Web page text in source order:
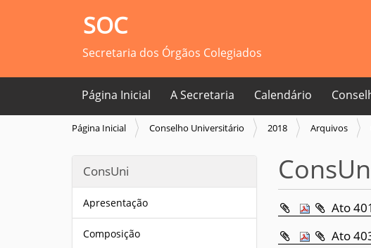
SOC
Secretaria dos Órgãos Colegiados
Página Inicial A Secretaria Calendário
V
e
t
Página Inicial Conselho Universitário 2018 Arquivos
ConsUni
Apresentação
Composição
Ato
Ato